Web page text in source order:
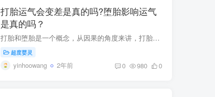
打胎运气会变差是真的吗?堕胎影响运气
是真的吗？
打胎和堕胎是一个概念，从因果的角度来讲，打胎堕胎运气变差，影响运气是真的。大家好，我是三悟道长，经历过很多婴灵事件，也给很多妈妈做过超度婴灵，今天给大家说一下这个问题，很多女性都关...
超度婴灵
yinhoowang 2年前 0 980 0